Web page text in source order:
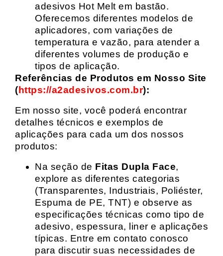
adesivos Hot Melt em bastão.
Oferecemos diferentes modelos de
aplicadores, com variações de
temperatura e vazão, para atender a
diferentes volumes de produção e
tipos de aplicação.
Referências de Produtos em Nosso Site
(https://a2adesivos.com.br):
Em nosso site, você poderá encontrar
detalhes técnicos e exemplos de
aplicações para cada um dos nossos
produtos:
Na seção de Fitas Dupla Face,
explore as diferentes categorias
(Transparentes, Industriais, Poliéster,
Espuma de PE, TNT) e observe as
especificações técnicas como tipo de
adesivo, espessura, liner e aplicações
típicas. Entre em contato conosco
para discutir suas necessidades de